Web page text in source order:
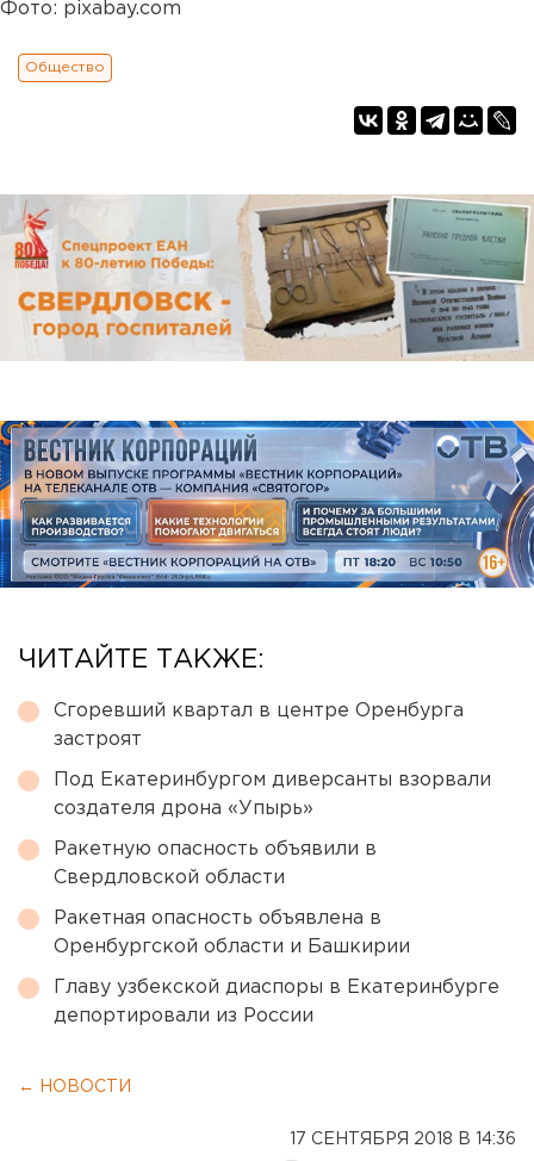
Фото: pixabay.com
Общество
ЧИТАЙТЕ ТАКЖЕ:
Сгоревший квартал в центре Оренбурга
застроят
Под Екатеринбургом диверсанты взорвали
создателя дрона «Упырь»
Ракетную опасность объявили в
Свердловской области
Ракетная опасность объявлена в
Оренбургской области и Башкирии
Главу узбекской диаспоры в Екатеринбурге
депортировали из России
← НОВОСТИ
17 СЕНТЯБРЯ 2018 В 14:36